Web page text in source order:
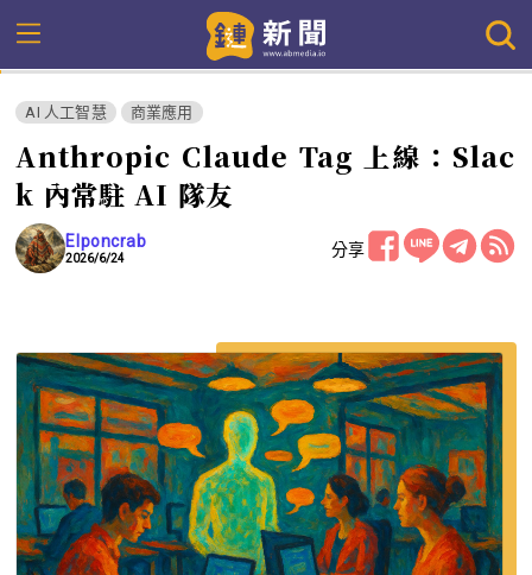
AI 人工智慧 商業應用
Anthropic Claude Tag 上線：Slac
k 內常駐 AI 隊友
Elponcrab
2026/6/24 分享